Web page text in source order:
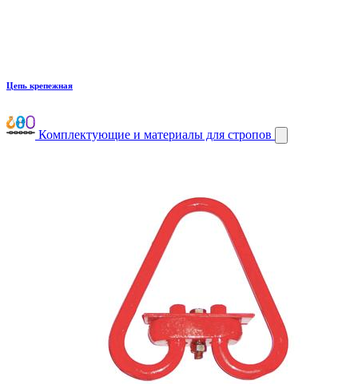
Цепь крепежная
Комплектующие и материалы для стропов